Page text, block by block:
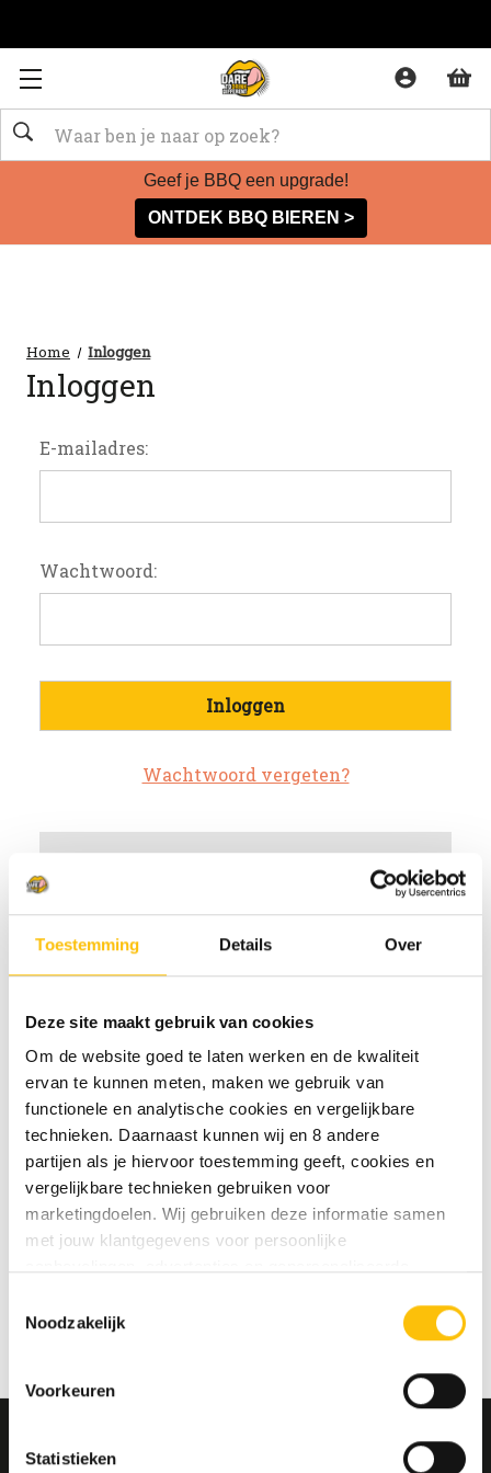
Toestemming Details Over
Deze site maakt gebruik van cookies
Om de website goed te laten werken en de kwaliteit
ervan te kunnen meten, maken we gebruik van
functionele en analytische cookies en vergelijkbare
technieken. Daarnaast kunnen wij en 8 andere
partijen als je hiervoor toestemming geeft, cookies en
vergelijkbare technieken gebruiken voor
marketingdoelen. Wij gebruiken deze informatie samen
met jouw klantgegevens voor persoonlijke
ervaringen: je eigen DTDD (gepersonaliseerde
aanbevelingen, functionaliteiten en communicatie binnen
dtdd.nl (relevante advertenties op websites en apps van
onze privacy policy
Noodzakelijk
Voorkeuren
Statistieken
Zoeken
Geef je BBQ een upgrade!
ONTDEK BBQ BIEREN >
Home Inloggen
Inloggen
E-mailadres:
Wachtwoord:
Wachtwoord vergeten?
Maak een account aan bij ons
Sneller af te rekenen
Meerdere verzendadressen op
Jouw bestelgeschiedenis te
bekijken
Nieuwe bestellingen te volgen
Artikelen opslaan in jouw
verlanglijstje
Account aanmaken
MELD JE AAN VOOR ONZE NIEUWSBRIEF